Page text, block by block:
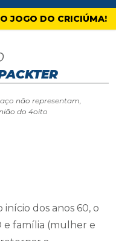
JOGO DO CRICIÚMA!
não representam,
do 4oito
dos anos 60, o
e família (mulher e